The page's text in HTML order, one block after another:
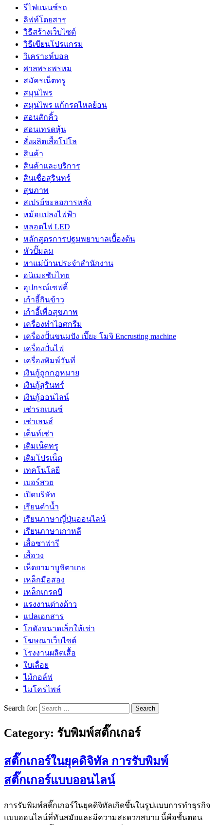
รีไฟแนนซ์รถ
ลิฟท์โดยสาร
วิธีสร้างเว็บไซต์
วิธีเขียนโปรแกรม
วิเคราะห์บอล
ศาลพระพรหม
สมัครเน็ตทรู
สมุนไพร
สมุนไพร แก้กรดไหลย้อน
สอนสักคิ้ว
สอนเทรดหุ้น
สั่งผลิตเสื้อโปโล
สินค้า
สินค้าและบริการ
สินเชื่อสุรินทร์
สุขภาพ
สเปรย์ชะลอการหลั่ง
หม้อแปลงไฟฟ้า
หลอดไฟ LED
หลักสูตรการปฐมพยาบาลเบื้องต้น
หัวปั๊มลม
หาแม่บ้านประจำสำนักงาน
อนิเมะซับไทย
อุปกรณ์เซฟตี้
เก้าอี้กินข้าว
เก้าอี้เพื่อสุขภาพ
เครื่องทำไอศกรีม
เครื่องปั้นขนมปัง เปี๊ยะ โมจิ Encrusting machine
เครื่องปั่นไฟ
เครื่องพิมพ์วันที่
เงินกู้ถูกกฎหมาย
เงินกู้สุรินทร์
เงินกู้ออนไลน์
เช่ารถเบนซ์
เช่าเลนส์
เต็นท์เช่า
เติมเน็ตทรู
เติมโปรเน็ต
เทคโนโลยี
เบอร์สวย
เปิดบริษัท
เรียนดำน้ำ
เรียนภาษาญี่ปุ่นออนไลน์
เรียนภาษาเกาหลี
เสื้อซาฟารี
เสื้อวง
เห็ดยามาบูชิตาเกะ
เหล็กมือสอง
เหล็กเกรดบี
เเรงงานต่างด้าว
แปลเอกสาร
โกดังขนาดเล็กให้เช่า
โฆษณาเว็บไซต์
โรงงานผลิตเสื้อ
ใบเลื่อย
ไม้กอล์ฟ
ไมโครไพล์
Search for:
Category: รับพิมพ์สติ๊กเกอร์
สติ๊กเกอร์ในยุคดิจิทัล การรับพิมพ์
สติ๊กเกอร์แบบออนไลน์
การรับพิมพ์สติ๊กเกอร์ในยุคดิจิทัลเกิดขึ้นในรูปแบบการทำธุรกิจ
แบบออนไลน์ที่ทันสมัยและมีความสะดวกสบาย นี้คือขั้นตอน